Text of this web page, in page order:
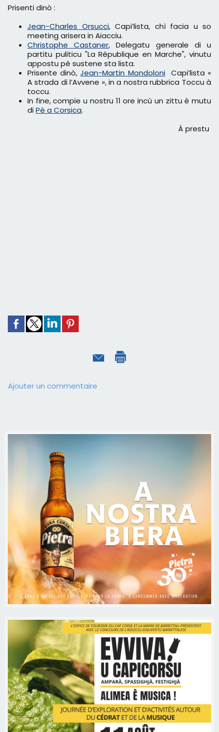
Prisenti dinò :
Jean-Charles Orsucci, Capi’lista, chì facia u so
meeting arisera in Aiacciu.
Christophe Castaner, Delegatu generale di u
partitu puliticu "La République en Marche", vinutu
appostu pè sustene sta lista.
Prisente dinò,Jean-Martin MondoloniCapi’lista «
A strada di l’Avvene », in a nostra rubbrica Toccu à
toccu.
In fine, compie u nostru 11 ore incù un zittu è mutu
diPè a Corsica.
À prestu
Ajouter un commentaire